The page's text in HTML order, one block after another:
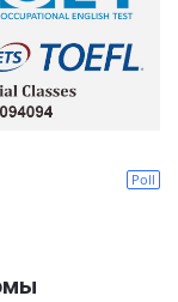
Poll